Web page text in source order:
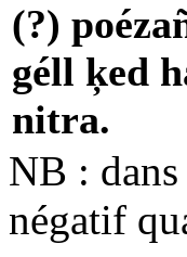
(?)
géll ķed
nitra.
NB :
négatif